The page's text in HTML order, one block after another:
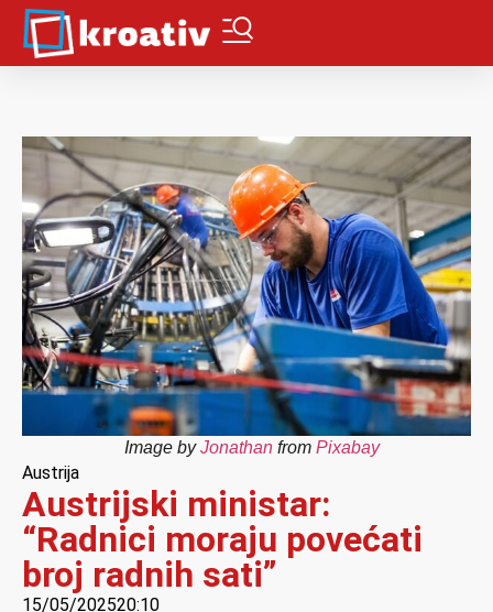
Image byJonathan from Pixabay
Austrija
Austrijski ministar:
“Radnici moraju povećati
broj radnih sati”
15/05/202520:10